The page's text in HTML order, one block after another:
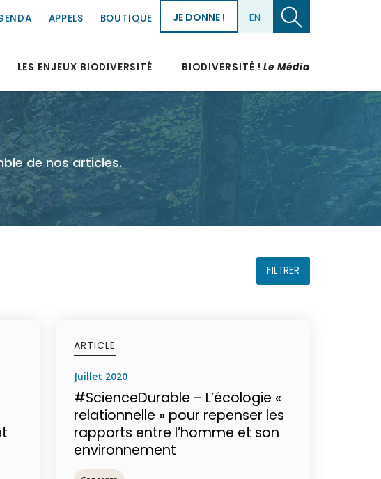
APPELS BOUTIQUE JE DONNE ! EN
LES ENJEUX BIODIVERSITÉ BIODIVERSITÉ !Le Média
de nos articles.
FILTRER
ARTICLE
juillet 2020
#ScienceDurable – L’écologie «
relationnelle » pour repenser les
rapports entre l’homme et son
environnement